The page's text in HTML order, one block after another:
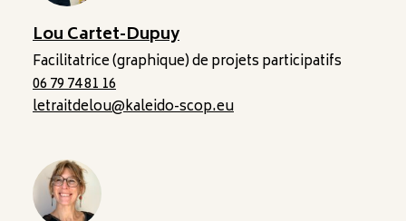
Lou Cartet-Dupuy
Facilitatrice (graphique) de projets participatifs
06 79 74 81 16
letraitdelou@kaleido-scop.eu